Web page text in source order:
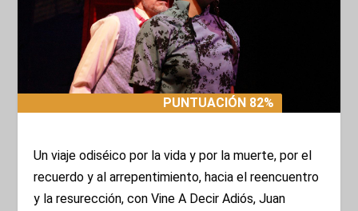
PUNTUACIÓN 82%
PUNTUACIÓN 82%
Un viaje odiséico por la vida y por la muerte, por el
recuerdo y al arrepentimiento, hacia el reencuentro
y la resurección, con Vine A Decir Adiós, Juan